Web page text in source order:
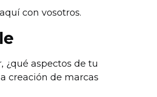
con vosotros.
¿qué aspectos de tu
creación de marcas